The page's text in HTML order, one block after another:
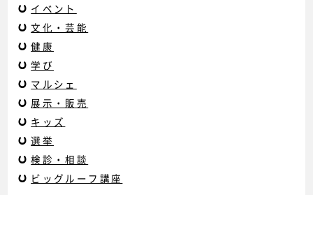
イベント
文化・芸能
健康
学び
マルシェ
展示・販売
キッズ
選挙
検診・相談
ビッグルーフ講座